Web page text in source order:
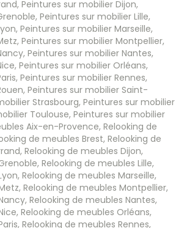
, Peintures sur mobilier Dijon,
, Peintures sur mobilier Lille,
, Peintures sur mobilier Marseille,
, Peintures sur mobilier Montpellier,
, Peintures sur mobilier Nantes,
, Peintures sur mobilier Orléans,
, Peintures sur mobilier Rennes,
, Peintures sur mobilier Saint-
Strasbourg, Peintures sur mobilier
Toulouse, Peintures sur mobilier
Aix-en-Provence, Relooking de
de meubles Brest, Relooking de
, Relooking de meubles Dijon,
, Relooking de meubles Lille,
, Relooking de meubles Marseille,
, Relooking de meubles Montpellier,
, Relooking de meubles Nantes,
, Relooking de meubles Orléans,
, Relooking de meubles Rennes,